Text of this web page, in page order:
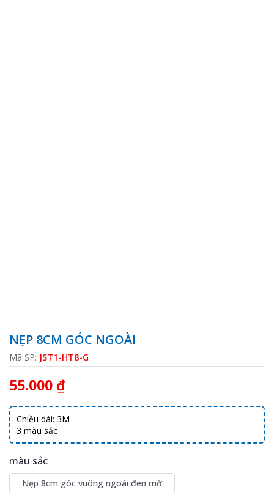
NẸP 8CM GÓC NGOÀI
Mã SP: JST1-HT8-G
55.000 ₫
Chiều dài: 3M
3 màu sắc
màu sắc
Nẹp 8cm góc vuông ngoài đen mờ